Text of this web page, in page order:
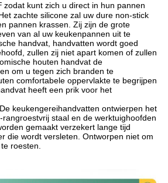
kunt zich u direct in hun pannen
zachte silicone zal uw dure non-stick
pannen krassen. Zij zijn de grote
van al uw keukenpannen uit te
handvat, handvatten wordt goed
zullen zij niet apart komen of zullen
houten handvat de
om u tegen zich branden te
comfortabele oppervlakte te begrijpen
heeft een prik voor het
keukengereihandvatten ontwierpen het
staal en de werktuighoofden
gemaakt verzekert lange tijd
die wordt versleten. Ontworpen niet om
roesten.